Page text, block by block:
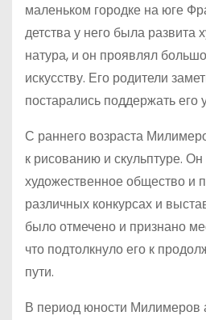
маленьком городке на юге
детства у него была развита
натура, и он проявлял
искусству. Его родители
постарались поддержать его
С раннего возраста
к рисованию и скульптуре.
художественное общество и
различных конкурсах и
было отмечено и признано
что подтолкнуло его к
пути.
В период юности Милимеров